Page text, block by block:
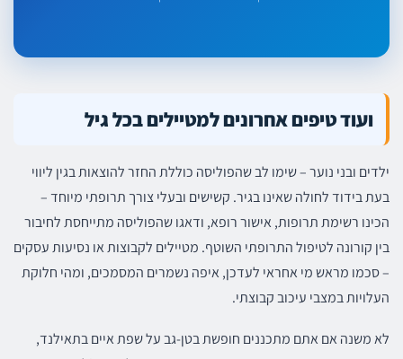
ועוד טיפים אחרונים למטיילים בכל גיל
ילדים ובני נוער – שימו לב שהפוליסה כוללת החזר להוצאות בגין ליווי
בעת בידוד לחולה שאינו בגיר. קשישים ובעלי צורך תרופתי מיוחד –
הכינו רשימת תרופות, אישור רופא, ודאגו שהפוליסה מתייחסת לחיבור
בין קורונה לטיפול התרופתי השוטף. מטיילים לקבוצות או נסיעות עסקים
– סכמו מראש מי אחראי לעדכן, איפה נשמרים המסמכים, ומהי חלוקת
העלויות במצבי עיכוב קבוצתי.
לא משנה אם אתם מתכננים חופשת בטן-גב על שפת איים בתאילנד,